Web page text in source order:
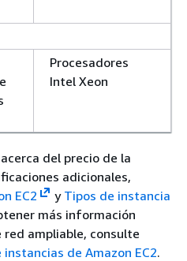
Procesadores
Intel Xeon
del precio de la
adicionales,
EC2 y Tipos de instancia
más información
ampliable, consulte
de Amazon EC2.